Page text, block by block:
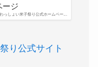
わっしょい米子祭り公式ホームペー...
ージ
り公式サイト